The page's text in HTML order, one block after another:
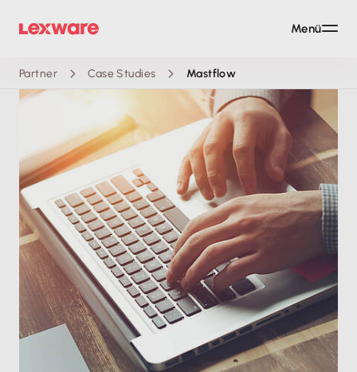
Partner Case Studies Mastflow
Menü